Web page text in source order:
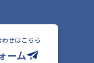
せはこちら
ーム